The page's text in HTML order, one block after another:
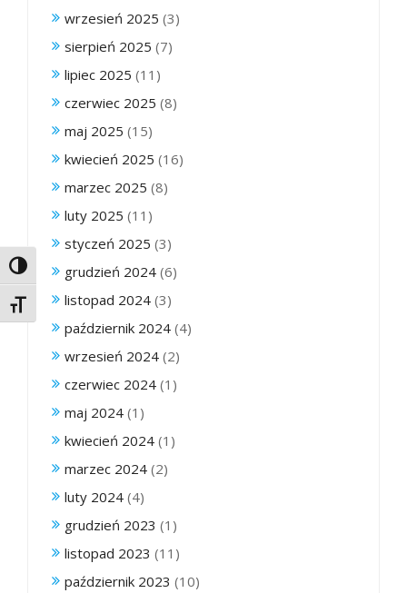
Toggle High Contrast
Toggle Font size
wrzesień 2025 (3)
sierpień 2025 (7)
lipiec 2025 (11)
czerwiec 2025 (8)
maj 2025 (15)
kwiecień 2025 (16)
marzec 2025 (8)
luty 2025 (11)
styczeń 2025 (3)
grudzień 2024 (6)
listopad 2024 (3)
październik 2024 (4)
wrzesień 2024 (2)
czerwiec 2024 (1)
maj 2024 (1)
kwiecień 2024 (1)
marzec 2024 (2)
luty 2024 (4)
grudzień 2023 (1)
listopad 2023 (11)
październik 2023 (10)